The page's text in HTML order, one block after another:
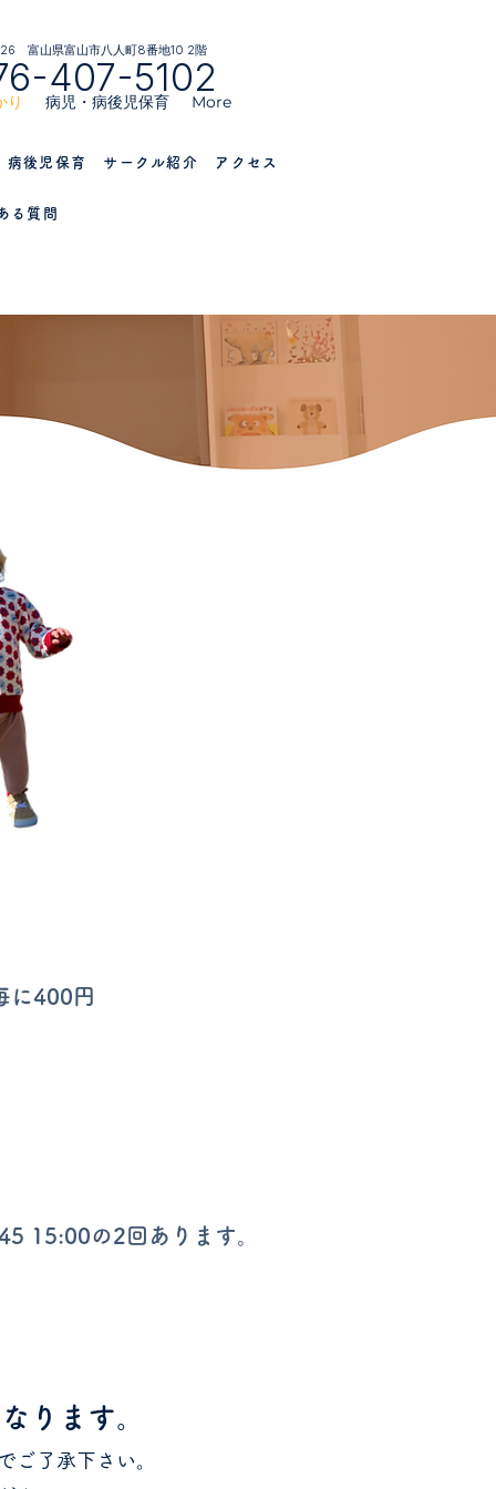
富山県富山市八人町8番地10 2階
407-5102
病後児保育 サークル紹介 アクセス
る質問
に400円
15:00の2回あります。
ります。
ご了承下さい。
り 病児・病後児保育 More